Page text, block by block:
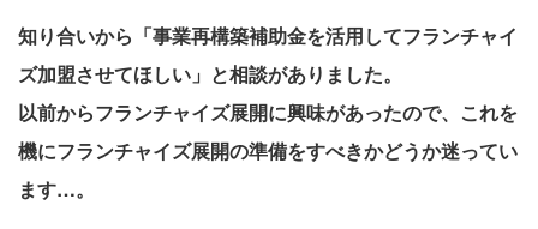
知り合いから「事業再構築補助金を活用してフランチャイ
ズ加盟させてほしい」と相談がありました。
以前からフランチャイズ展開に興味があったので、これを
機にフランチャイズ展開の準備をすべきかどうか迷ってい
ます…。